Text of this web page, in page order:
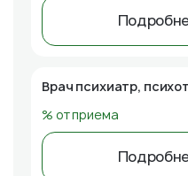
Врач психиатр,
% от приема